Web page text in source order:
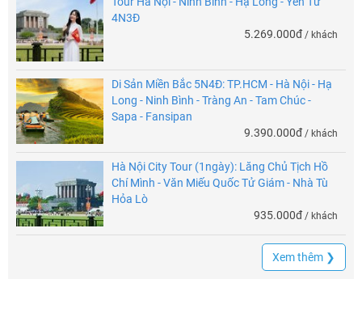
4N3Đ
5.269.000đ / khách
Di Sản Miền Bắc 5N4Đ: TP.HCM - Hà Nội - Hạ
Long - Ninh Bình - Tràng An - Tam Chúc -
Sapa - Fansipan
9.390.000đ / khách
Hà Nội City Tour (1ngày): Lăng Chủ Tịch Hồ
Chí Mình - Văn Miếu Quốc Tử Giám - Nhà Tù
Hỏa Lò
935.000đ / khách
Xem thêm ❯